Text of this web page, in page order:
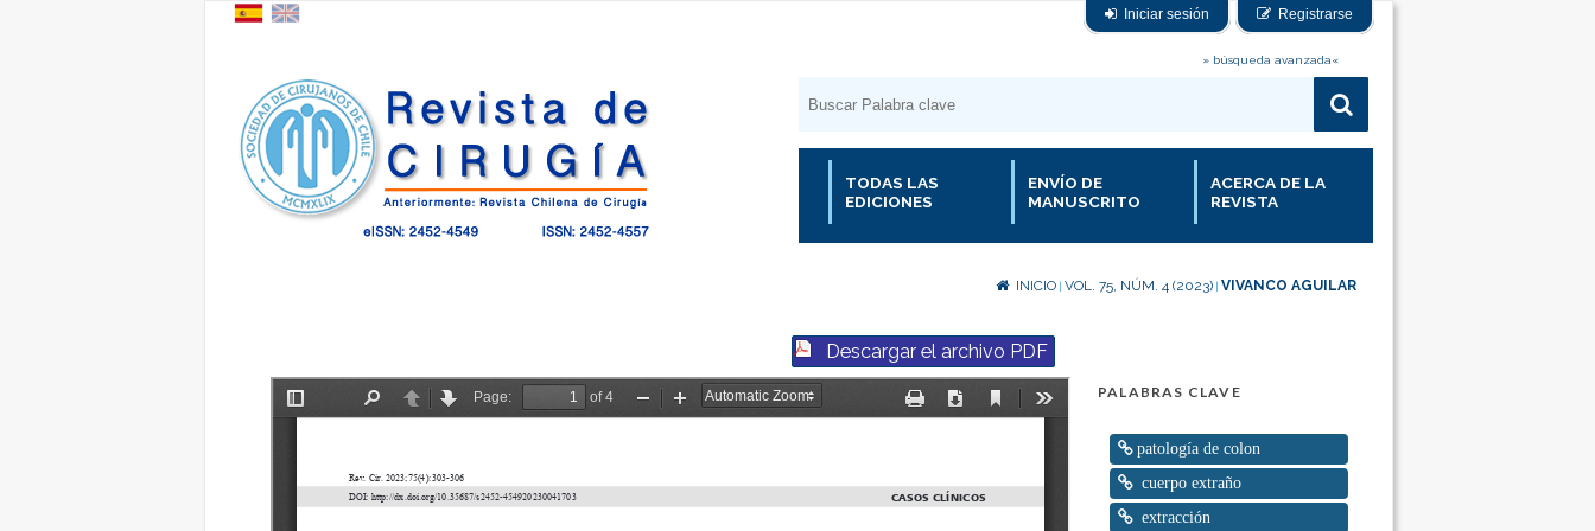
Iniciar sesión Registrarse
» búsqueda avanzada«
TODAS LAS
EDICIONES
ENVÍO DE
MANUSCRITO
ACERCA DE LA
REVISTA
INICIO VOL. 75, NÚM. 4 (2023) VIVANCO AGUILAR
PALABRAS CLAVE
patología de colon
cuerpo extraño
extracción
Descargar el archivo PDF